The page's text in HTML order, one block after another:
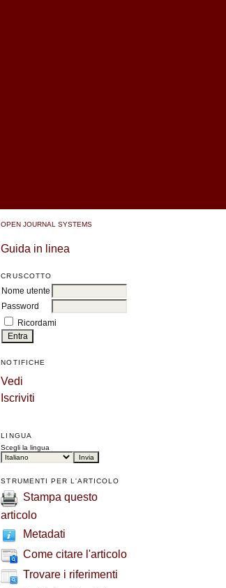
OPEN JOURNAL SYSTEMS
Guida in linea
CRUSCOTTO
Nome utente
Password
Ricordami
NOTIFICHE
Vedi
Iscriviti
LINGUA
Scegli la lingua
STRUMENTI PER L'ARTICOLO
Stampa questo
articolo
Metadati
Come citare l'articolo
Trovare i riferimenti